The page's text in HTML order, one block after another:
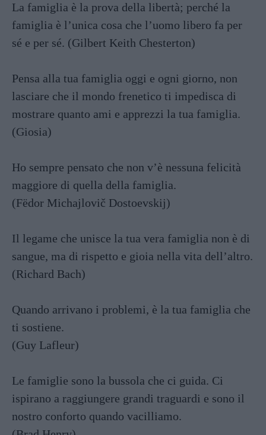
La famiglia è la prova della libertà; perché la
famiglia è l’unica cosa che l’uomo libero fa per
sé e per sé. (Gilbert Keith Chesterton)
Pensa alla tua famiglia oggi e ogni giorno, non
lasciare che il mondo frenetico ti impedisca di
mostrare quanto ami e apprezzi la tua famiglia.
(Giosia)
Ho sempre pensato che non v’è nessuna felicità
maggiore di quella della famiglia.
(Fëdor Michajlovič Dostoevskij)
Il legame che unisce la tua vera famiglia non è di
sangue, ma di rispetto e gioia nella vita dell’altro.
(Richard Bach)
Quando arrivano i problemi, è la tua famiglia che
ti sostiene.
(Guy Lafleur)
Le famiglie sono la bussola che ci guida. Ci
ispirano a raggiungere grandi traguardi e sono il
nostro conforto quando vacilliamo.